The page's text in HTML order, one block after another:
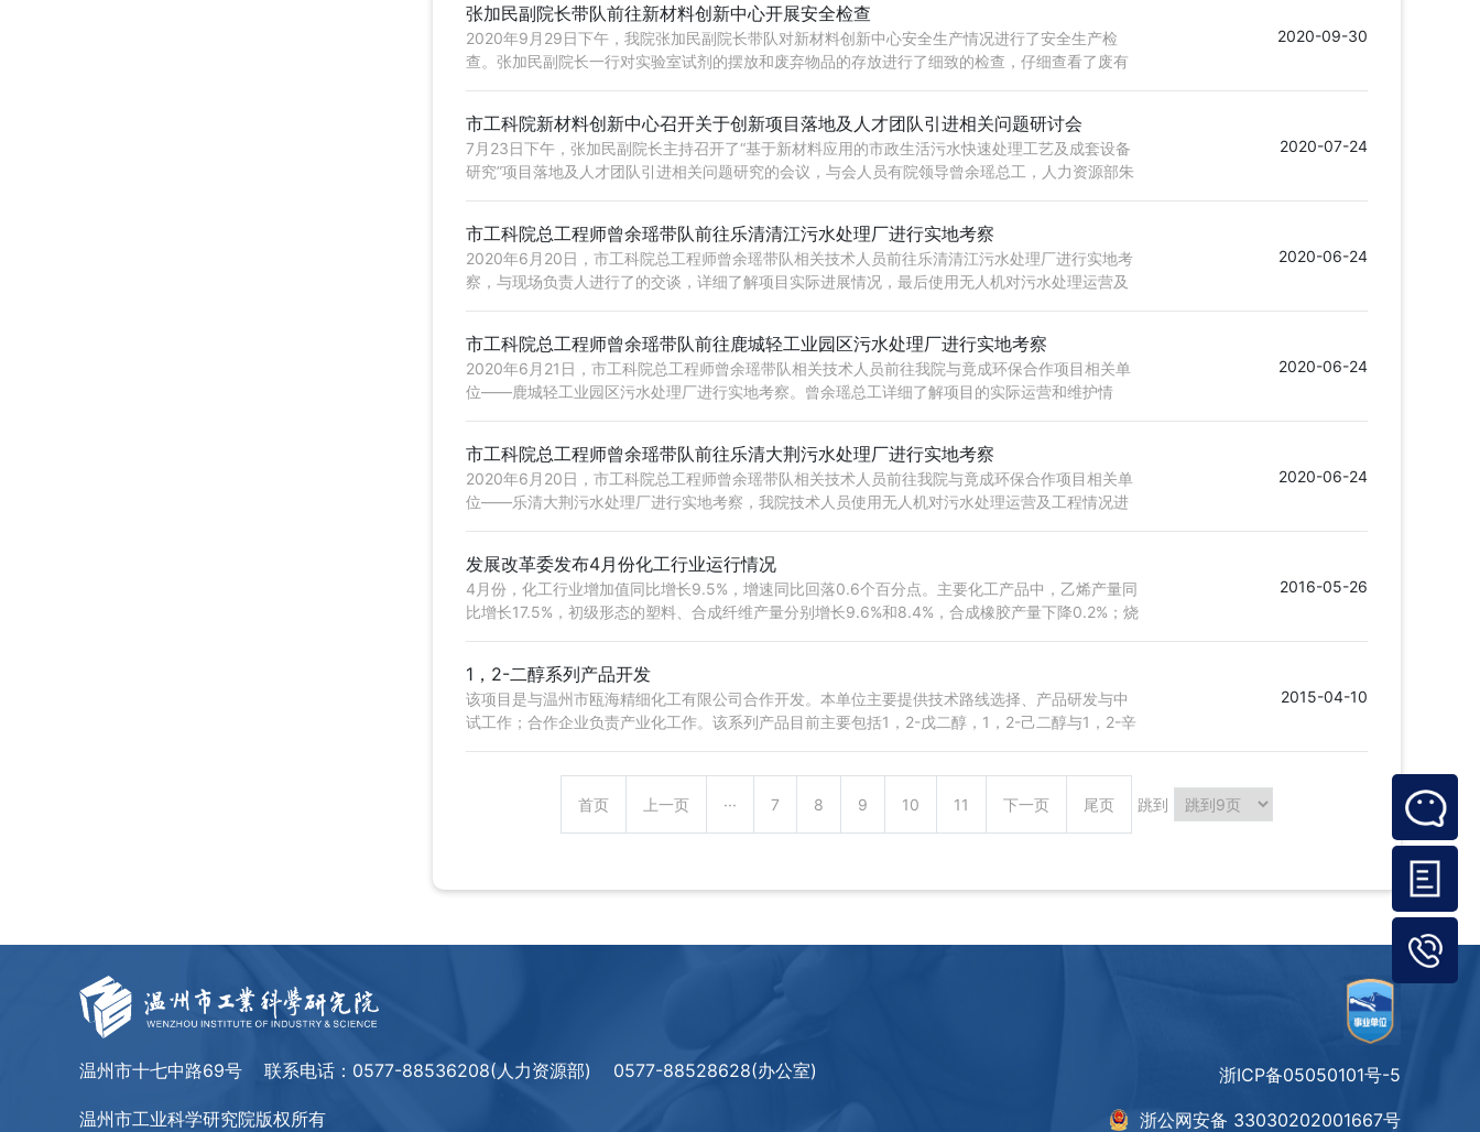
张加民副院长带队前往新材料创新中心开展安全检查
2020年9月29日下午，我院张加民副院长带队对新材料创新中心安全生产情况进行了安全生产检
查。张加民副院长一行对实验室试剂的摆放和废弃物品的存放进行了细致的检查，仔细查看了废有
2020-09-30
市工科院新材料创新中心召开关于创新项目落地及人才团队引进相关问题研讨会
7月23日下午，张加民副院长主持召开了“基于新材料应用的市政生活污水快速处理工艺及成套设备
研究”项目落地及人才团队引进相关问题研究的会议，与会人员有院领导曾余瑶总工，人力资源部朱
2020-07-24
市工科院总工程师曾余瑶带队前往乐清清江污水处理厂进行实地考察
2020年6月20日，市工科院总工程师曾余瑶带队相关技术人员前往乐清清江污水处理厂进行实地考
察，与现场负责人进行了的交谈，详细了解项目实际进展情况，最后使用无人机对污水处理运营及
2020-06-24
市工科院总工程师曾余瑶带队前往鹿城轻工业园区污水处理厂进行实地考察
2020年6月21日，市工科院总工程师曾余瑶带队相关技术人员前往我院与竟成环保合作项目相关单
位——鹿城轻工业园区污水处理厂进行实地考察。曾余瑶总工详细了解项目的实际运营和维护情
2020-06-24
市工科院总工程师曾余瑶带队前往乐清大荆污水处理厂进行实地考察
2020年6月20日，市工科院总工程师曾余瑶带队相关技术人员前往我院与竟成环保合作项目相关单
位——乐清大荆污水处理厂进行实地考察，我院技术人员使用无人机对污水处理运营及工程情况进
2020-06-24
发展改革委发布4月份化工行业运行情况
4月份，化工行业增加值同比增长9.5%，增速同比回落0.6个百分点。主要化工产品中，乙烯产量同
比增长17.5%，初级形态的塑料、合成纤维产量分别增长9.6%和8.4%，合成橡胶产量下降0.2%；烧
2016-05-26
1，2-二醇系列产品开发
该项目是与温州市瓯海精细化工有限公司合作开发。本单位主要提供技术路线选择、产品研发与中
试工作；合作企业负责产业化工作。该系列产品目前主要包括1，2-戊二醇，1，2-己二醇与1，2-辛
2015-04-10
首页 上一页 ··· 7 8 9 10 11 下一页 尾页 跳到
温州市十七中路69号 联系电话： 0577-88536208(人力资源部) 0577-88528628(办公室)
温州市工业科学研究院版权所有
浙ICP备05050101号-5
浙公网安备 33030202001667号